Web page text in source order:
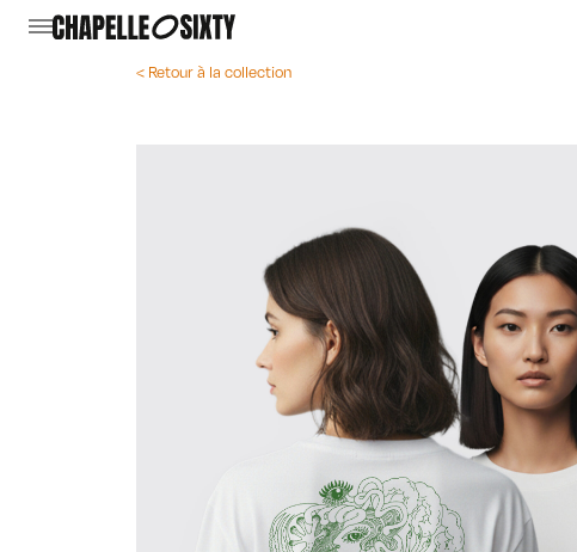
< Retour à la collection